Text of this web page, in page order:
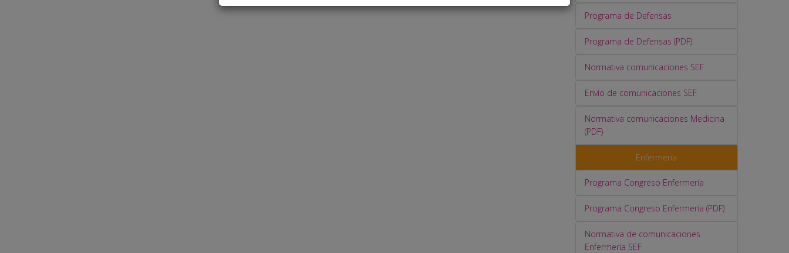
Programa de Defensas
Programa de Defensas (PDF)
Normativa comunicaciones SEF
Envío de comunicaciones SEF
Normativa comunicaciones Medicina
(PDF)
Enfermería
Programa Congreso Enfermería
Programa Congreso Enfermería (PDF)
Normativa de comunicaciones
Enfermería SEF